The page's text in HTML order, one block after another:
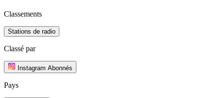
Classements
Stations de radio
Classé par
Instagram Abonnés
Pays